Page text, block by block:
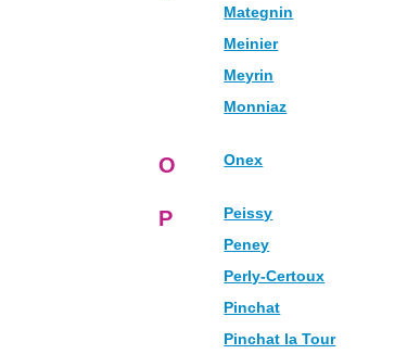
Mategnin
Meinier
Meyrin
Monniaz
O Onex
P
Peissy
Peney
Perly-Certoux
Pinchat
Pinchat la Tour